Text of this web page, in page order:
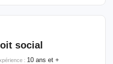
social
: 10 ans et +